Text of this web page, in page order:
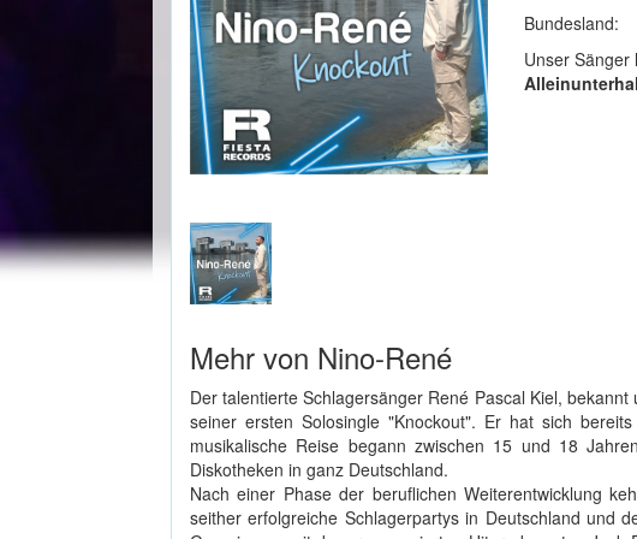
Bundesland:
Unser Sänger
Mehr von Nino-René
Der talentierte Schlagersänger René Pascal Kiel,
seiner ersten Solosingle "Knockout". Er hat sich
musikalische Reise begann zwischen 15 und 18
Diskotheken in ganz Deutschland.
Nach einer Phase der beruflichen Weiterentwicklung
seither erfolgreiche Schlagerpartys in Deutschland und